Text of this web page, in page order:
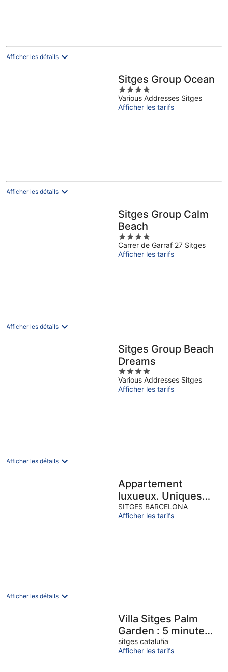
Afficher les détails
Sitges Group Ocean
4
out
of
Various Addresses Sitges
Afficher les tarifs
Afficher les détails
Sitges Group Calm
Beach
4
out
of
Carrer de Garraf 27 Sitges
Afficher les tarifs
Afficher les détails
Sitges Group Beach
Dreams
4
out
of
Various Addresses Sitges
Afficher les tarifs
Afficher les détails
Appartement
luxueux. Uniques
vues sur mer,3
terraces. Wifi
SITGES BARCELONA
Afficher les tarifs
Afficher les détails
Villa Sitges Palm
Garden : 5 minutes
à pied de la plage.
Incroyable
sitges cataluña
Afficher les tarifs